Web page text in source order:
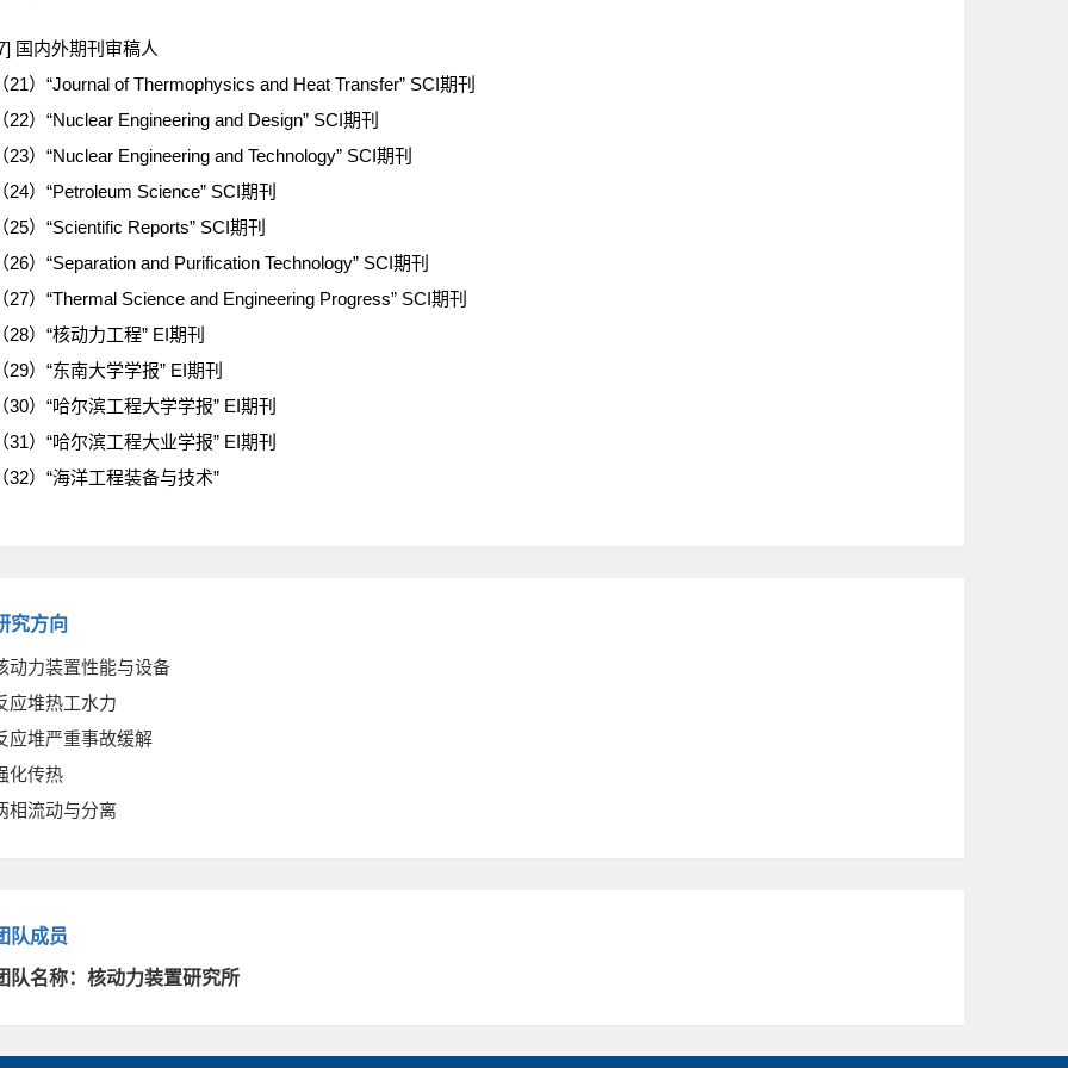
国内外期刊审稿人
21）“Journal of Thermophysics and Heat Transfer” SCI期刊
22）“Nuclear Engineering and Design” SCI期刊
23）“Nuclear Engineering and Technology” SCI期刊
24）“Petroleum Science” SCI期刊
25）“Scientific Reports” SCI期刊
26）“Separation and Purification Technology” SCI期刊
27）“Thermal Science and Engineering Progress” SCI期刊
28）“核动力工程” EI期刊
29）“东南大学学报” EI期刊
30）“哈尔滨工程大学学报” EI期刊
31）“哈尔滨工程大业学报” EI期刊
32）“海洋工程装备与技术”
究方向
动力装置性能与设备
应堆热工水力
应堆严重事故缓解
化传热
相流动与分离
队成员
队名称：核动力装置研究所